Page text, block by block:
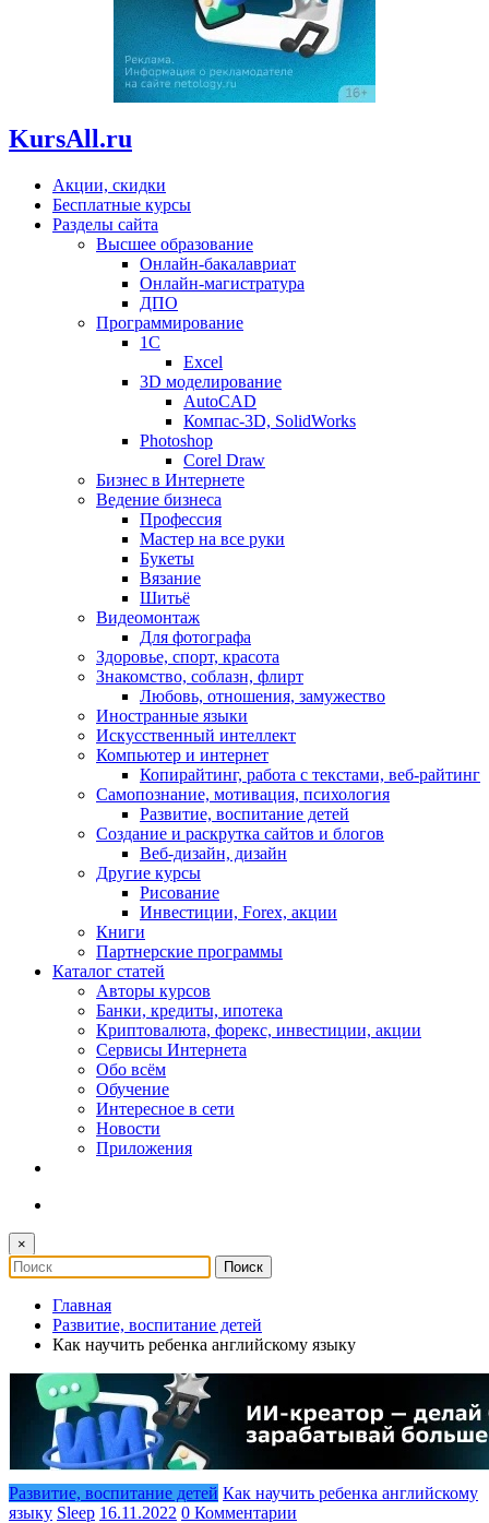
KursAll.ru
Акции, скидки
Бесплатные курсы
Разделы сайта
Высшее образование
Онлайн-бакалавриат
Онлайн-магистратура
ДПО
Программирование
1С
Excel
3D моделирование
AutoCAD
Компас-3D, SolidWorks
Photoshop
Corel Draw
Бизнес в Интернете
Ведение бизнеса
Профессия
Мастер на все руки
Букеты
Вязание
Шитьё
Видеомонтаж
Для фотографа
Здоровье, спорт, красота
Знакомство, соблазн, флирт
Любовь, отношения, замужество
Иностранные языки
Искусственный интеллект
Компьютер и интернет
Копирайтинг, работа с текстами, веб-райтинг
Самопознание, мотивация, психология
Развитие, воспитание детей
Создание и раскрутка сайтов и блогов
Веб-дизайн, дизайн
Другие курсы
Рисование
Инвестиции, Forex, акции
Книги
Партнерские программы
Каталог статей
Авторы курсов
Банки, кредиты, ипотека
Криптовалюта, форекс, инвестиции, акции
Сервисы Интернета
Обо всём
Обучение
Интересное в сети
Новости
Приложения
×
Главная
Развитие, воспитание детей
Как научить ребенка английскому языку
Развитие, воспитание детей Как научить ребенка английскому
языку Sleep 16.11.2022 0 Комментарии